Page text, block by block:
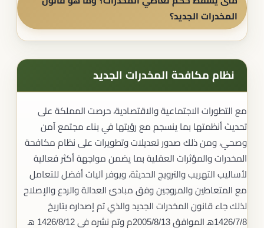
المخدرات الجديد؟
نظام مكافحة المخدرات الجديد
مع التطورات الاجتماعية والاقتصادية، حرصت المملكة على
تحديث أنظمتها بما ينسجم مع رؤيتها في بناء مجتمع آمن
وصحي، ومن ذلك صدور تعديلات وتطويرات على نظام مكافحة
المخدرات والمؤثرات العقلية بما يضمن مواجهة أكثر فعالية
لأساليب التهريب والترويج الحديثة، ويوفر آليات أفضل للتعامل
مع المتعاطين والمروجين وفق مبادئ العدالة والردع والإصلاح
لذلك جاء قانون المخدرات الجديد والذي تم إصداره بتاريخ
1426/7/8ه‍ الموافق 2005/8/13م وتم نشره في 1426/8/12 ه‍